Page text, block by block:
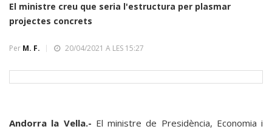
El ministre creu que seria l'estructura per plasmar
projectes concrets
Per M. F. 20/04/2021 A LES 15:27
Andorra la Vella.- El ministre de Presidència, Economia i